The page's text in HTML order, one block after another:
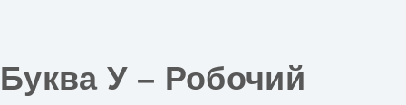
Буква У – Робочий